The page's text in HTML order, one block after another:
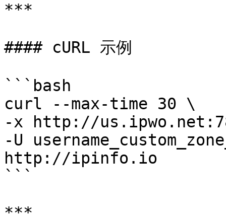
***
#### cURL 示例
```bash
curl --max-time 30 \
-x http://
-U
http://ipinfo.io
```
***